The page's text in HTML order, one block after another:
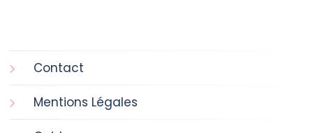
Contact
Mentions Légales